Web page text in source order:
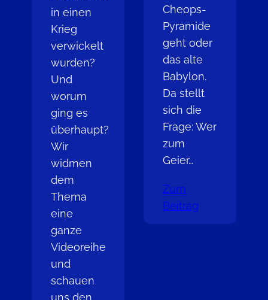
in einen
Krieg
verwickelt
wurden?
Und
worum
ging es
überhaupt?
Wir
widmen
dem
Thema
eine
ganze
Videoreihe
und
schauen
uns den
Cheops-
Pyramide
geht oder
das alte
Babylon.
Da stellt
sich die
Frage: Wer
zum
Geier…
Zum
Beitrag